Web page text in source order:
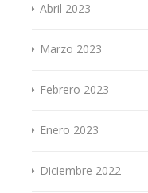
Abril 2023
Marzo 2023
Febrero 2023
Enero 2023
Diciembre 2022